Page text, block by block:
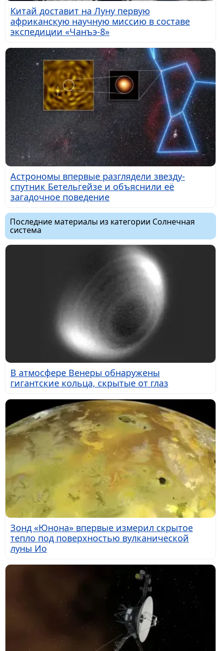
Китай доставит на Луну первую
африканскую научную миссию в составе
экспедиции «Чанъэ-8»
Астрономы впервые разглядели звезду-
спутник Бетельгейзе и объяснили её
загадочное поведение
Последние материалы из категории Солнечная
система
В атмосфере Венеры обнаружены
гигантские кольца, скрытые от глаз
Зонд «Юнона» впервые измерил скрытое
тепло под поверхностью вулканической
луны Ио